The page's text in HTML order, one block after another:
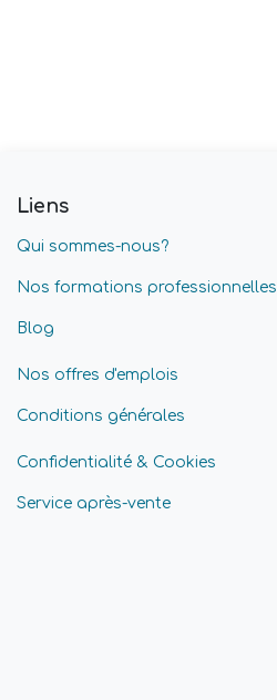
Liens
Qui sommes-nous?
Nos formations professionnelles
Blog
Nos offres d'emplois
Conditions générales
Confidentialité & Cookies
Service après-vente